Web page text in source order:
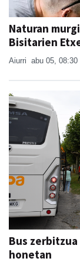
Naturan
Bisitarien
Aiurri abu 05, 08:30
Bus
honetan